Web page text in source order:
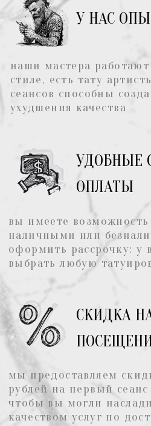
+7 969 177 11
66
НА СВЯЗИ С 10:00 ДО 22:00
ХОЧУ ТАТУ, ЗАПИСАТЬСЯ